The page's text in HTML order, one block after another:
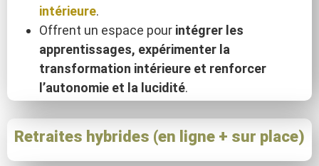
intérieure.
Offrent un espace pour intégrer les
apprentissages, expérimenter la
transformation intérieure et renforcer
l’autonomie et la lucidité.
Retraites hybrides (en ligne + sur place)